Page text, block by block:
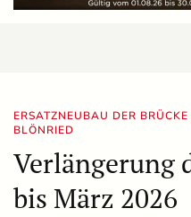
ERSATZNEUBAU DER
BLÖNRIED
Verlängerung
bis März 2026